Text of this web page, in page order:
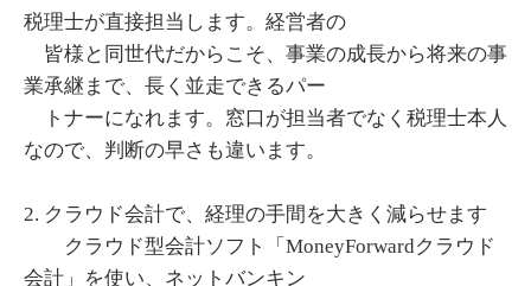
税理士が直接担当します。経営者の
皆様と同世代だからこそ、事業の成長から将来の事
業承継まで、長く並走できるパー
トナーになれます。窓口が担当者でなく税理士本人
なので、判断の早さも違います。
2. クラウド会計で、経理の手間を大きく減らせます
クラウド型会計ソフト「MoneyForwardクラウド
会計」を使い、ネットバンキン